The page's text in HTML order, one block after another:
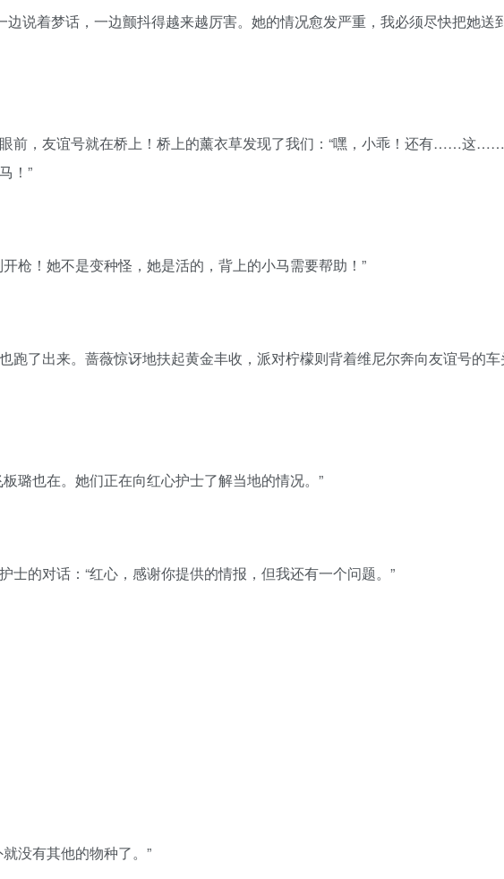
边说着梦话，一边颤抖得越来越厉害。她的情况愈发严重，我必须尽快把她送
前，友谊号就在桥上！桥上的薰衣草发现了我们：“嘿，小乖！还有……这
！”
枪！她不是变种怪，她是活的，背上的小马需要帮助！”
跑了出来。蔷薇惊讶地扶起黄金丰收，派对柠檬则背着维尼尔奔向友谊号的车
璐也在。她们正在向红心护士了解当地的情况。”
士的对话：“红心，感谢你提供的情报，但我还有一个问题。”
没有其他的物种了。”